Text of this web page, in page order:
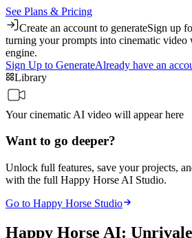
See Plans & Pricing
Create an account to generateSign up
turning your prompts into cinematic
engine.
Sign Up to GenerateAlready have an
Library
Your cinematic AI video will appear here
Want to go deeper?
Unlock full features, save your projects,
with the full Happy Horse AI Studio.
Go to Happy Horse Studio
Happy Horse AI: